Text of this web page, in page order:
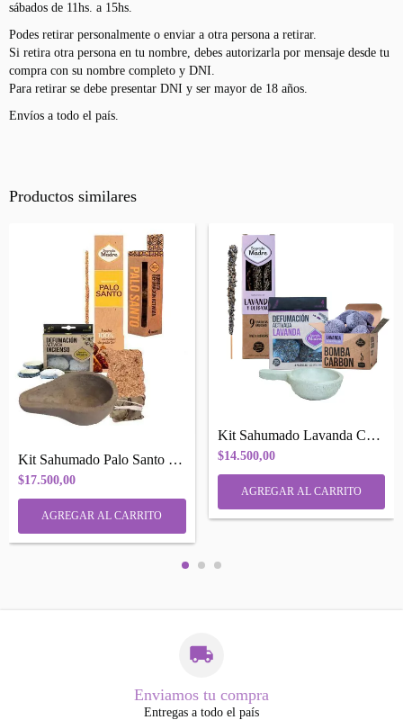
sábados de 11hs. a 15hs.
Podes retirar personalmente o enviar a otra persona a retirar.
Si retira otra persona en tu nombre, debes autorizarla por mensaje desde tu
compra con su nombre completo y DNI.
Para retirar se debe presentar DNI y ser mayor de 18 años.
Envíos a todo el país.
Productos similares
Kit Sahumado Palo Santo Madera Sagrada L...
$17.500,00
Kit Sahumado Lavanda Calma/relajacion
$14.500,00
Enviamos tu compra
Entregas a todo el país